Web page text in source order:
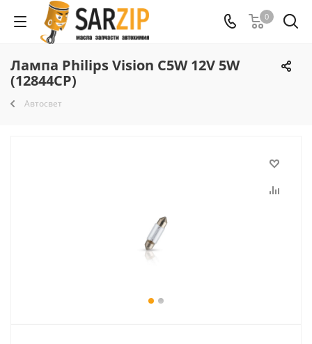
0
Лампа Philips Vision C5W 12V 5W
(12844CP)
Автосвет